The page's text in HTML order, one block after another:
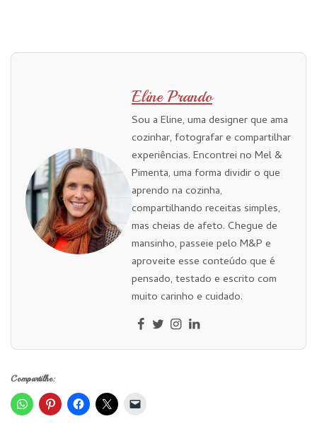
Eline Prando
Sou a Eline, uma designer que ama
cozinhar, fotografar e compartilhar
experiências. Encontrei no Mel &
Pimenta, uma forma dividir o que
aprendo na cozinha,
compartilhando receitas simples,
mas cheias de afeto. Chegue de
mansinho, passeie pelo M&P e
aproveite esse conteúdo que é
pensado, testado e escrito com
muito carinho e cuidado.
Compartilhe: